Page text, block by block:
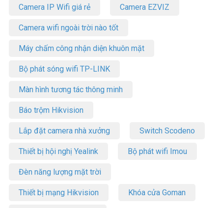
Camera IP Wifi giá rẻ Camera EZVIZ
Camera wifi ngoài trời nào tốt
Máy chấm công nhận diện khuôn mặt
Bộ phát sóng wifi TP-LINK
Màn hình tương tác thông minh
Báo trộm Hikvision
Lắp đặt camera nhà xưởng Switch Scodeno
Thiết bị hội nghị Yealink Bộ phát wifi Imou
Đèn năng lượng mặt trời
Thiết bị mạng Hikvision Khóa cửa Goman